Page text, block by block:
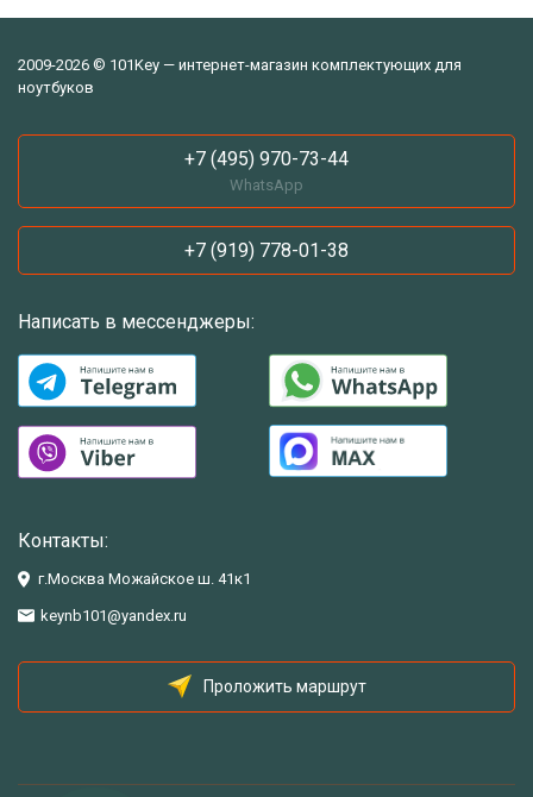
2009-2026 © 101Key — интернет-магазин комплектующих для
ноутбуков
+7 (495) 970-73-44
WhatsApp
+7 (919) 778-01-38
Написать в мессенджеры:
Контакты:
г.Москва Можайское ш. 41к1
keynb101@yandex.ru
Проложить маршрут